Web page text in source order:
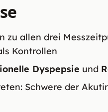
zu allen drei
Kontrollen
Dyspepsie und
Schwere der